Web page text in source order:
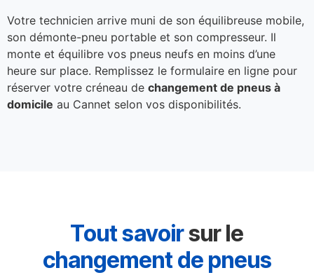
Votre technicien arrive muni de son équilibreuse mobile,
son démonte-pneu portable et son compresseur. Il
monte et équilibre vos pneus neufs en moins d’une
heure sur place. Remplissez le formulaire en ligne pour
réserver votre créneau de changement de pneus à
domicile au Cannet selon vos disponibilités.
Tout savoirsur le
changement de pneus